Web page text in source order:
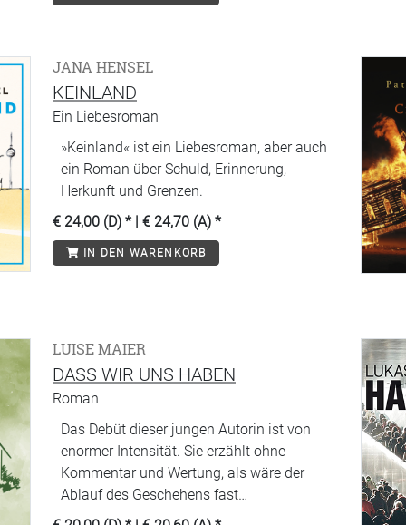
JANA HENSEL
KEINLAND
Ein Liebesroman
»Keinland« ist ein Liebesroman, aber auch
ein Roman über Schuld, Erinnerung,
Herkunft und Grenzen.
€ 24,00 (D) * | € 24,70 (A) *
IN DEN WARENKORB
LUISE MAIER
DASS WIR UNS HABEN
Roman
Das Debüt dieser jungen Autorin ist von
enormer Intensität. Sie erzählt ohne
Kommentar und Wertung, als wäre der
Ablauf des Geschehens fast
naturnotwendig. Eine Familiengeschichte